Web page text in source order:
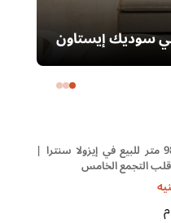
في سوديك إيستاون
مكتب إداري 98 متر للبيع في إيزولا سنترا |
التجمع الخامس